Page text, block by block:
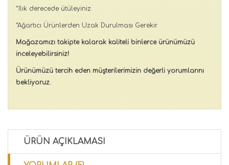
*Ilık derecede ütüleyiniz.
*Ağartıcı Ürünlerden Uzak Durulması Gerekir.
Mağazamızı takipte kalarak kaliteli binlerce ürünümüzü
inceleyebilirsiniz!
Ürünümüzü tercih eden müşterilerimizin değerli yorumlarını
bekliyoruz.
ÜRÜN AÇIKLAMASI